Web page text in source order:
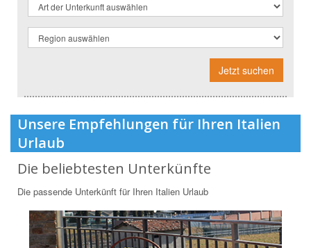
Jetzt suchen
Unsere Empfehlungen für Ihren Italien
Urlaub
Die beliebtesten Unterkünfte
Die passende Unterkünft für Ihren Italien Urlaub